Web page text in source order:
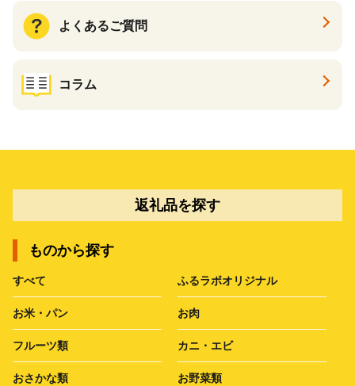
よくあるご質問
コラム
返礼品を探す
ものから探す
すべて ふるラボオリジナル
お米・パン お肉
フルーツ類 カニ・エビ
おさかな類 お野菜類